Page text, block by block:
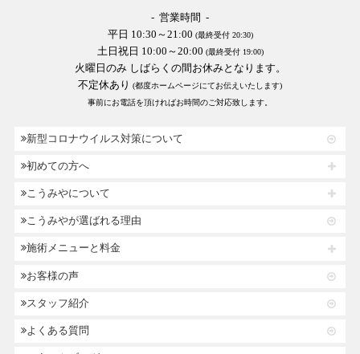
- 営業時間 -
平日 10:30～21:00 (最終受付 20:30)
土日祝日 10:00～20:00 (最終受付 19:00)
火曜日のみ しばらくの間お休みとなります。
不定休あり (都度ホームページにてお伝えいたします)
事前にお電話を頂ければお時間のご対応致します。
新型コロナウイルス対策について
初めての方へ
こうみやについて
こうみやが選ばれる理由
施術メニューと料金
お客様の声
スタッフ紹介
よくある質問